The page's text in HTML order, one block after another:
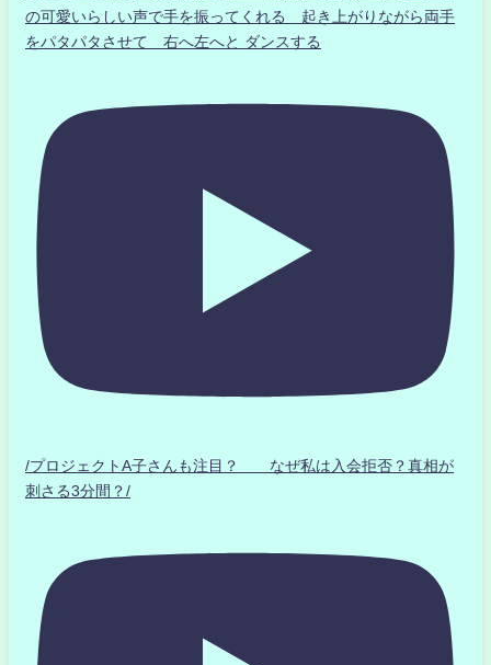
の可愛いらしい声で手を振ってくれる 起き上がりながら両手
をパタパタさせて 右へ左へと ダンスする
/プロジェクトA子さんも注目？ なぜ私は入会拒否？真相が
刺さる3分間？/